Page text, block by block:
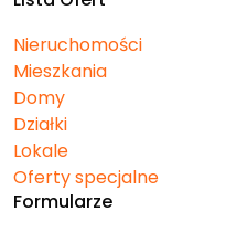
Nieruchomości
Mieszkania
Domy
Działki
Lokale
Oferty specjalne
Formularze